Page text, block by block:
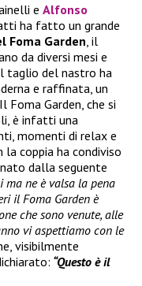
e Alfonso
ha fatto un grande
Foma Garden , il
da diversi mesi e
taglio del nastro ha
e raffinata, un
Foma Garden, che si
è infatti una
momenti di relax e
la coppia ha condiviso
dalla seguente
ma ne è valsa la pena
il Foma Garden è
che sono venute, alle
vi aspettiamo con le
visibilmente
“Questo è il